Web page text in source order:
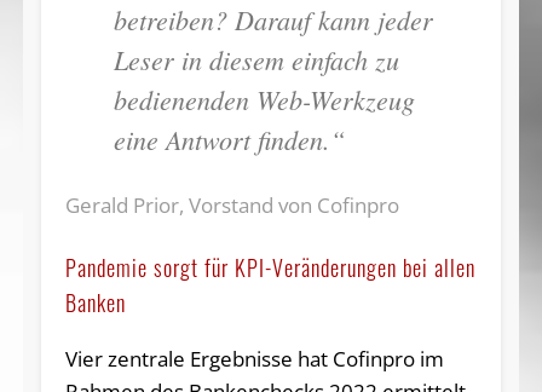
betreiben? Darauf kann jeder
Leser in diesem einfach zu
bedienenden Web-Werkzeug
eine Antwort finden.“
Gerald Prior, Vorstand von Cofinpro
Pandemie sorgt für KPI-Veränderungen bei allen
Banken
Vier zentrale Ergebnisse hat Cofinpro im